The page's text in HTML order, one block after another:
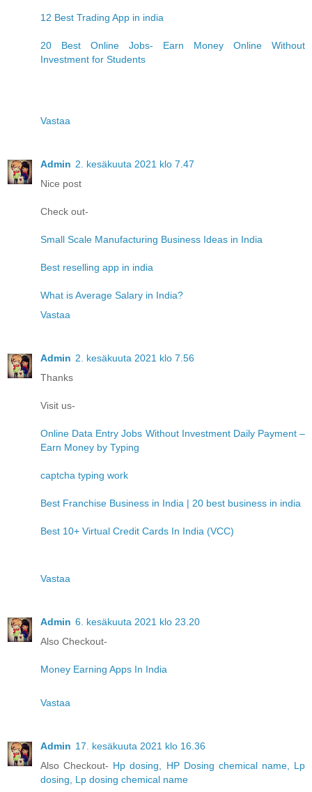
12 Best Trading App in india
20 Best Online Jobs- Earn Money Online Without
Investment for Students
Vastaa
Admin 2. kesäkuuta 2021 klo 7.47
Nice post
Check out-
Small Scale Manufacturing Business Ideas in India
Best reselling app in india
What is Average Salary in India?
Vastaa
Admin 2. kesäkuuta 2021 klo 7.56
Thanks
Visit us-
Online Data Entry Jobs Without Investment Daily Payment –
Earn Money by Typing
captcha typing work
Best Franchise Business in India | 20 best business in india
Best 10+ Virtual Credit Cards In India (VCC)
Vastaa
Admin 6. kesäkuuta 2021 klo 23.20
Also Checkout-
Money Earning Apps In India
Vastaa
Admin 17. kesäkuuta 2021 klo 16.36
Also Checkout- Hp dosing, HP Dosing chemical name, Lp
dosing, Lp dosing chemical name